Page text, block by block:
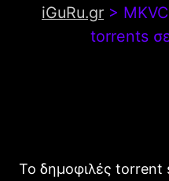
iGuRu.gr >
torrents
Το δημοφιλές torrent